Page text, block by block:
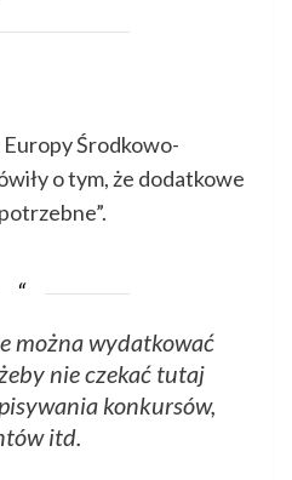
Europy Środkowo-
o tym, że dodatkowe
można wydatkować
nie czekać tutaj
konkursów,
itd.